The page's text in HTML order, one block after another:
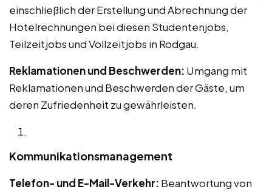
einschließlich der Erstellung und Abrechnung der
Hotelrechnungen bei diesen Studentenjobs,
Teilzeitjobs und Vollzeitjobs in Rodgau.
Reklamationen und Beschwerden: Umgang mit
Reklamationen und Beschwerden der Gäste, um
deren Zufriedenheit zu gewährleisten.
Kommunikationsmanagement
Telefon- und E-Mail-Verkehr: Beantwortung von